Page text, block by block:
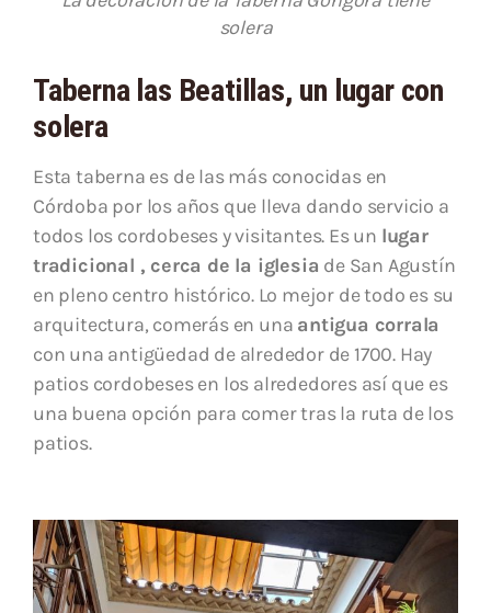
solera
Taberna las Beatillas, un lugar con
solera
Esta taberna es de las más conocidas en
Córdoba por los años que lleva dando servicio a
todos los cordobeses y visitantes. Es un lugar
tradicional , cerca de la iglesia de San Agustín
en pleno centro histórico. Lo mejor de todo es su
arquitectura, comerás en una antigua corrala
con una antigüedad de alrededor de 1700. Hay
patios cordobeses en los alrededores así que es
una buena opción para comer tras la ruta de los
patios.